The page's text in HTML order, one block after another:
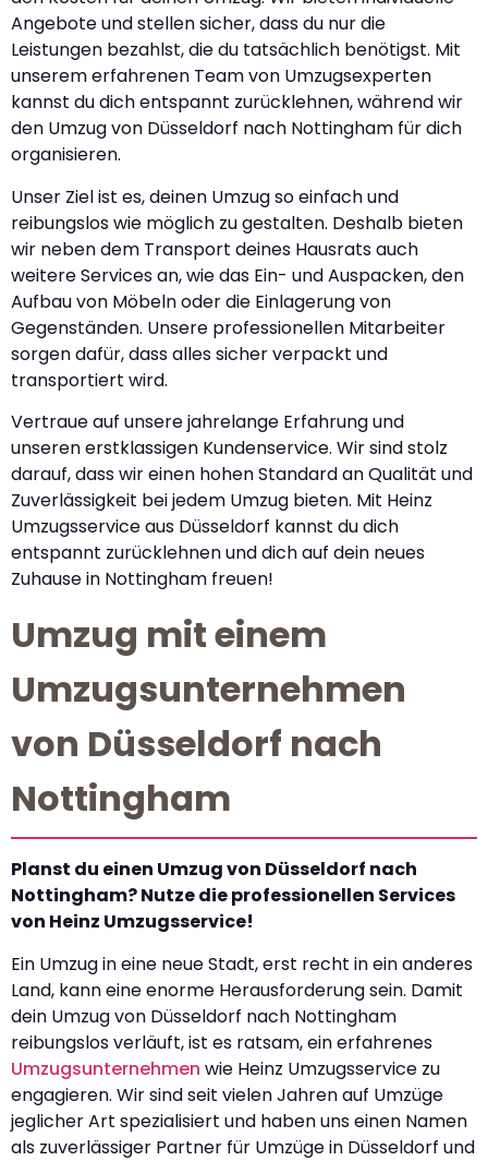
Angebote und stellen sicher, dass du nur die
Leistungen bezahlst, die du tatsächlich benötigst. Mit
unserem erfahrenen Team von Umzugsexperten
kannst du dich entspannt zurücklehnen, während wir
den Umzug von Düsseldorf nach Nottingham für dich
organisieren.
Unser Ziel ist es, deinen Umzug so einfach und
reibungslos wie möglich zu gestalten. Deshalb bieten
wir neben dem Transport deines Hausrats auch
weitere Services an, wie das Ein- und Auspacken, den
Aufbau von Möbeln oder die Einlagerung von
Gegenständen. Unsere professionellen Mitarbeiter
sorgen dafür, dass alles sicher verpackt und
transportiert wird.
Vertraue auf unsere jahrelange Erfahrung und
unseren erstklassigen Kundenservice. Wir sind stolz
darauf, dass wir einen hohen Standard an Qualität und
Zuverlässigkeit bei jedem Umzug bieten. Mit Heinz
Umzugsservice aus Düsseldorf kannst du dich
entspannt zurücklehnen und dich auf dein neues
Zuhause in Nottingham freuen!
Umzug mit einem
Umzugsunternehmen
von Düsseldorf nach
Nottingham
Planst du einen Umzug von Düsseldorf nach
Nottingham? Nutze die professionellen Services
von Heinz Umzugsservice!
Ein Umzug in eine neue Stadt, erst recht in ein anderes
Land, kann eine enorme Herausforderung sein. Damit
dein Umzug von Düsseldorf nach Nottingham
reibungslos verläuft, ist es ratsam, ein erfahrenes
Umzugsunternehmen wie Heinz Umzugsservice zu
engagieren. Wir sind seit vielen Jahren auf Umzüge
jeglicher Art spezialisiert und haben uns einen Namen
als zuverlässiger Partner für Umzüge in Düsseldorf und